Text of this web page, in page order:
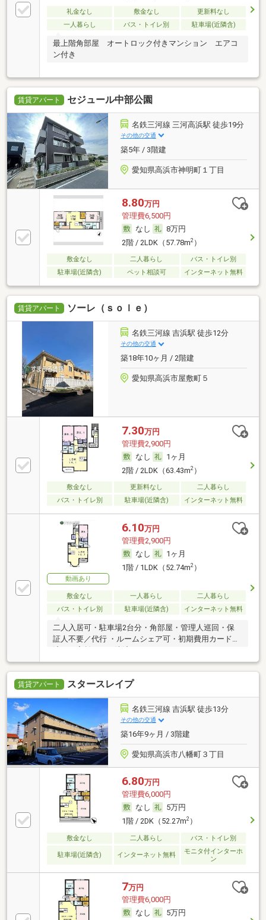
礼金なし 敷金なし
更新料なし
一人暮らし
バス・トイレ別 駐車場(近隣含)
最上階角部屋 オートロック付きマンション エアコ
ン付き
賃貸アパート セジュール中部公園
名鉄三河線 三河高浜駅 徒歩19分
その他の交通
築5年 / 3階建
愛知県高浜市神明町１丁目
8.80万円
管理費6,500円
なし
8万円
2階 / 2LDK（57.78m2）
敷金なし 二人暮らし
バス・トイレ別
駐車場(近隣含)
ペット相談可 インターネット無料
賃貸アパート ソーレ（ｓｏｌｅ）
名鉄三河線 吉浜駅 徒歩12分
その他の交通
築18年10ヶ月 / 2階建
愛知県高浜市屋敷町５
7.30万円
管理費2,900円
なし
1ヶ月
2階 / 2LDK（63.43m2）
敷金なし 更新料なし
二人暮らし
バス・トイレ別
駐車場(近隣含) インターネット無料
動画あり
6.10万円
管理費2,900円
なし
1ヶ月
1階 / 1LDK（52.74m2）
敷金なし 一人暮らし
二人暮らし
バス・トイレ別
駐車場(近隣含) インターネット無料
二人入居可・駐車場2台分・角部屋・管理人巡回・保
証人不要／代行 ・ルームシェア可・初期費用カード決
賃貸アパート スタースレイプ
名鉄三河線 吉浜駅 徒歩13分
その他の交通
築16年9ヶ月 / 3階建
愛知県高浜市八幡町３丁目
6.80万円
管理費6,000円
なし
5万円
1階 / 2DK（52.27m2）
敷金なし 二人暮らし バス・トイレ別
駐車場(近隣含) インターネット無料
モニタ付インターホ
ン
7万円
管理費6,000円
なし
5万円